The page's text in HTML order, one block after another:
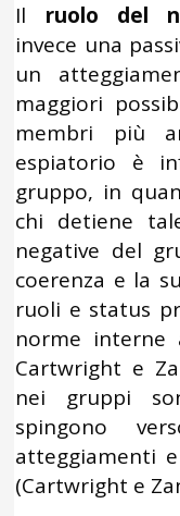
Il ruolo del
invece una
un
maggiori
membri più
espiatorio è
gruppo, in
chi detiene
negative del
coerenza e la
ruoli e status
norme interne
Cartwright e
nei gruppi
spingono
atteggiamenti
(Cartwright e